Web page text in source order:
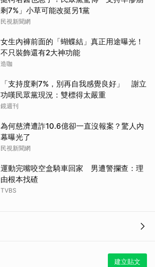
剩7%」小草可能改挺另1黨
民視新聞網
女生內褲前面的「蝴蝶結」真正用途曝光！
不只裝飾還有2大神功能
造咖
「支持度剩7%，別再自我感覺良好」 謝立
功嘆民眾黨現況：雙標得太嚴重
鏡週刊
為何慈濟遭詐10.6億卻一直沒報案？驚人內
幕曝光了
民視新聞網
運動完嘴咬空盒騎車回家 男遭警攔查：理
由根本找碴
TVBS
建立貼文